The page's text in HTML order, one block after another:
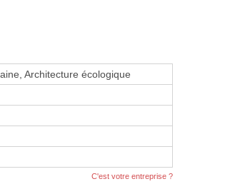
Architecture écologique
C'est votre entreprise ?